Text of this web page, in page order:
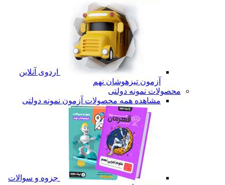
اردوی آنلاین
آزمون تیزهوشان نهم
محصولات نمونه دولتی
مشاهده همه محصولات آزمون نمونه دولتی
جزوه و سوالات